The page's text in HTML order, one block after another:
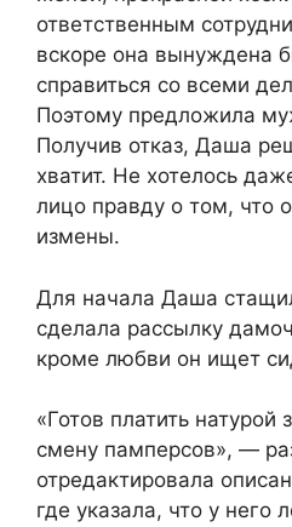
ответственным
вскоре она вынуждена
справиться со всеми
Поэтому предложила
Получив отказ, Даша
хватит. Не хотелось
лицо правду о том, что
измены.
Для начала Даша
сделала рассылку
кроме любви он ищет
«Готов платить
смену памперсов», —
отредактировала
где указала, что у него